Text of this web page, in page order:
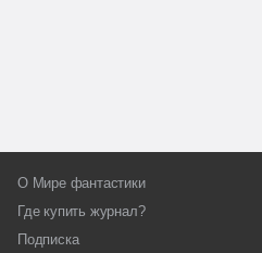
О Мире фантастики
Где купить журнал?
Подписка